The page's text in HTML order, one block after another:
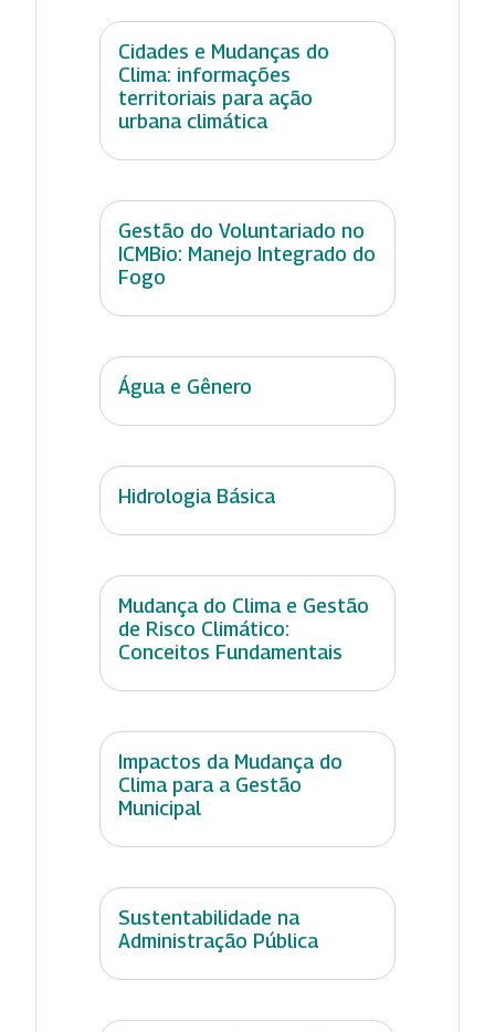
Cidades e Mudanças do
Clima: informações
territoriais para ação
urbana climática
Gestão do Voluntariado no
ICMBio: Manejo Integrado do
Fogo
Água e Gênero
Hidrologia Básica
Mudança do Clima e Gestão
de Risco Climático:
Conceitos Fundamentais
Impactos da Mudança do
Clima para a Gestão
Municipal
Sustentabilidade na
Administração Pública